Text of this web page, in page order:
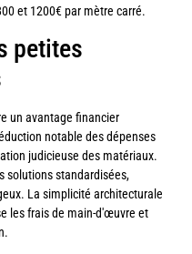
et 1200€ par mètre carré.
petites
un avantage financier
notable des dépenses
judicieuse des matériaux.
solutions standardisées,
La simplicité architecturale
les frais de main-d'œuvre et